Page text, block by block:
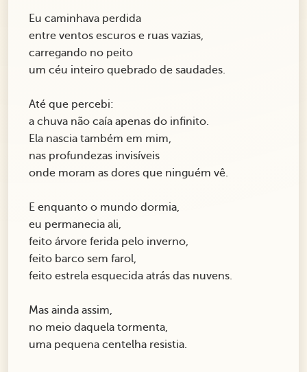
Eu caminhava perdida
entre ventos escuros e ruas vazias,
carregando no peito
um céu inteiro quebrado de saudades.
Até que percebi:
a chuva não caía apenas do infinito.
Ela nascia também em mim,
nas profundezas invisíveis
onde moram as dores que ninguém vê.
E enquanto o mundo dormia,
eu permanecia ali,
feito árvore ferida pelo inverno,
feito barco sem farol,
feito estrela esquecida atrás das nuvens.
Mas ainda assim,
no meio daquela tormenta,
uma pequena centelha resistia.